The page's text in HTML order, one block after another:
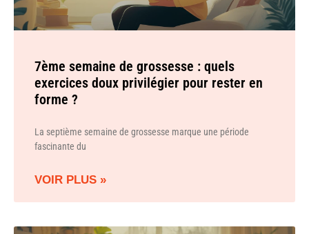
7ème semaine de grossesse : quels
exercices doux privilégier pour rester en
forme ?
La septième semaine de grossesse marque une période
fascinante du
VOIR PLUS »